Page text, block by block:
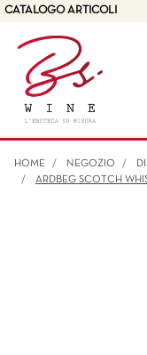
CATALOGO ARTICOLI
HOME NEGOZIO
ARDBEG SCOTCH